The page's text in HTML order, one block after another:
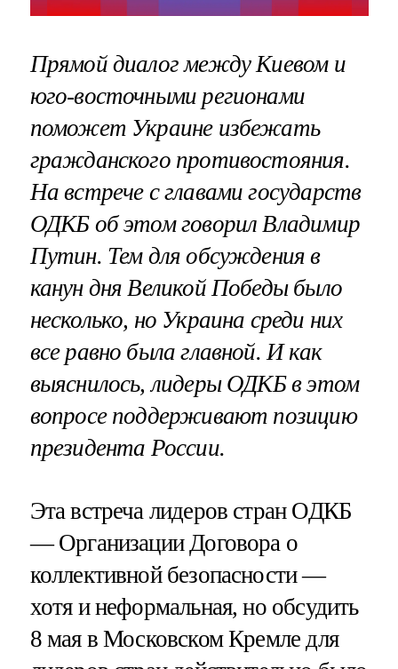
Прямой диалог между Киевом и
юго-восточными регионами
поможет Украине избежать
гражданского противостояния.
На встрече с главами государств
ОДКБ об этом говорил Владимир
Путин. Тем для обсуждения в
канун дня Великой Победы было
несколько, но Украина среди них
все равно была главной. И как
выяснилось, лидеры ОДКБ в этом
вопросе поддерживают позицию
президента России.
Эта встреча лидеров стран ОДКБ
— Организации Договора о
коллективной безопасности —
хотя и неформальная, но обсудить
8 мая в Московском Кремле для